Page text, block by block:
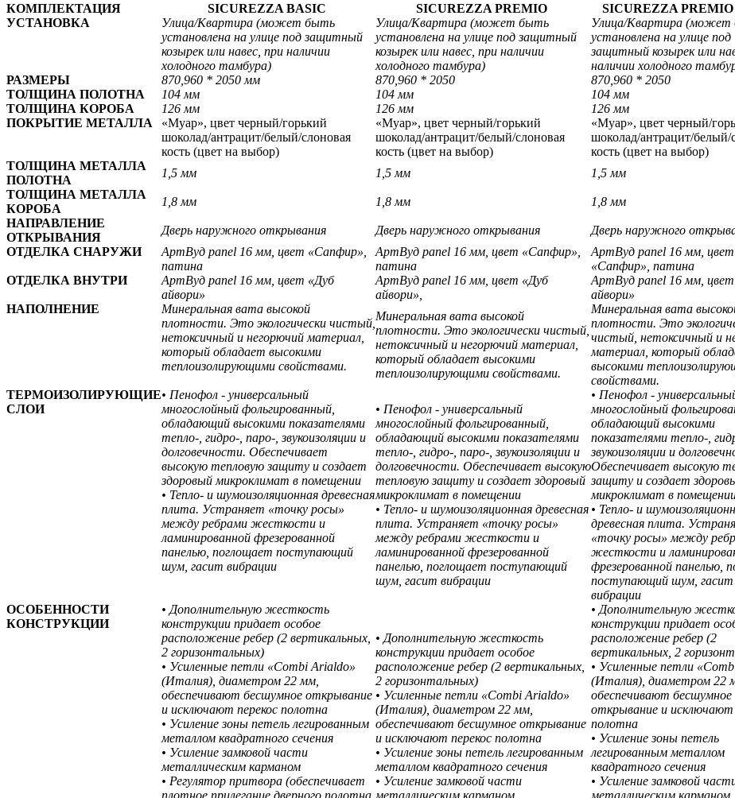
КОМПЛЕКТАЦИЯ SICUREZZA BASIC SICUREZZA PREMIO
SICUREZZA PREMIO
УСТАНОВКА
Улица/Квартира (может быть
установлена на улице под защитный
козырек или навес, при наличии
холодного тамбура)
Улица/Квартира (может быть
установлена на улице под защитный
козырек или навес, при наличии
холодного тамбура)
Улица/Квартира (может
установлена на улице под
защитный козырек или
наличии холодного
РАЗМЕРЫ
870,960 * 2050 мм 870,960 * 2050
870,960 * 2050
ТОЛЩИНА ПОЛОТНА
104 мм 104 мм
104 мм
ТОЛЩИНА КОРОБА
126 мм 126 мм
126 мм
ПОКРЫТИЕ МЕТАЛЛА
«Муар», цвет черный/горький
шоколад/антрацит/белый/слоновая
кость (цвет на выбор)
«Муар», цвет черный/горький
шоколад/антрацит/белый/слоновая
кость (цвет на выбор)
«Муар», цвет черный/
шоколад/антрацит/белый/
кость (цвет на выбор)
ТОЛЩИНА МЕТАЛЛА
ПОЛОТНА
1,5 мм 1,5 мм
1,5 мм
ТОЛЩИНА МЕТАЛЛА
КОРОБА
1,8 мм 1,8 мм
1,8 мм
НАПРАВЛЕНИЕ
ОТКРЫВАНИЯ
Дверь наружного открывания Дверь наружного открывания
Дверь наружного
ОТДЕЛКА СНАРУЖИ
АртВуд panel 16 мм, цвет «Сапфир»,
патина
АртВуд panel 16 мм, цвет «Сапфир»,
патина
АртВуд panel 16 мм, цвет
«Сапфир», патина
ОТДЕЛКА ВНУТРИ
АртВуд panel 16 мм, цвет «Дуб
айвори»
АртВуд panel 16 мм, цвет «Дуб
айвори»,
АртВуд panel 16 мм, цвет
айвори»
НАПОЛНЕНИЕ
Минеральная вата высокой
плотности. Это экологически чистый,
нетоксичный и негорючий материал,
который обладает высокими
теплоизолирующими свойствами.
Минеральная вата высокой
плотности. Это экологически чистый,
нетоксичный и негорючий материал,
который обладает высокими
теплоизолирующими свойствами.
Минеральная вата
плотности. Это
чистый, нетоксичный и
материал, который
высокими
свойствами.
ТЕРМОИЗОЛИРУЮЩИЕ
СЛОИ
• Пенофол - универсальный
многослойный фольгированный,
обладающий высокими показателями
тепло-, гидро-, паро-, звукоизоляции и
долговечности. Обеспечивает
высокую тепловую защиту и создает
здоровый микроклимат в помещении
• Тепло- и шумоизоляционная древесная
плита. Устраняет «точку росы»
между ребрами жесткости и
ламинированной фрезерованной
панелью, поглощает поступающий
шум, гасит вибрации
• Пенофол - универсальный
многослойный фольгированный,
обладающий высокими показателями
тепло-, гидро-, паро-, звукоизоляции и
долговечности. Обеспечивает высокую
тепловую защиту и создает здоровый
микроклимат в помещении
• Тепло- и шумоизоляционная древесная
плита. Устраняет «точку росы»
между ребрами жесткости и
ламинированной фрезерованной
панелью, поглощает поступающий
шум, гасит вибрации
• Пенофол -
многослойный
обладающий высокими
показателями тепло-,
звукоизоляции и
Обеспечивает высокую
защиту и создает
микроклимат в
• Тепло- и
древесная плита.
«точку росы» между
жесткости и
фрезерованной панелью,
поступающий шум, гасит
вибрации
ОСОБЕННОСТИ
КОНСТРУКЦИИ
• Дополнительную жесткость
конструкции придает особое
расположение ребер (2 вертикальных,
2 горизонтальных)
• Усиленные петли «Combi Arialdo»
(Италия), диаметром 22 мм,
обеспечивают бесшумное открывание
и исключают перекос полотна
• Усиление зоны петель легированным
металлом квадратного сечения
• Усиление замковой части
металлическим карманом
• Регулятор притвора (обеспечивает
плотное прилегание дверного полотна
• Дополнительную жесткость
конструкции придает особое
расположение ребер (2 вертикальных,
2 горизонтальных)
• Усиленные петли «Combi Arialdo»
(Италия), диаметром 22 мм,
обеспечивают бесшумное открывание
и исключают перекос полотна
• Усиление зоны петель легированным
металлом квадратного сечения
• Усиление замковой части
металлическим карманом
• Дополнительную
конструкции придает
расположение ребер (2
вертикальных, 2
• Усиленные петли
(Италия), диаметром 22
обеспечивают бесшумное
открывание и исключают
полотна
• Усиление зоны петель
легированным металлом
квадратного сечения
• Усиление замковой
металлическим карманом